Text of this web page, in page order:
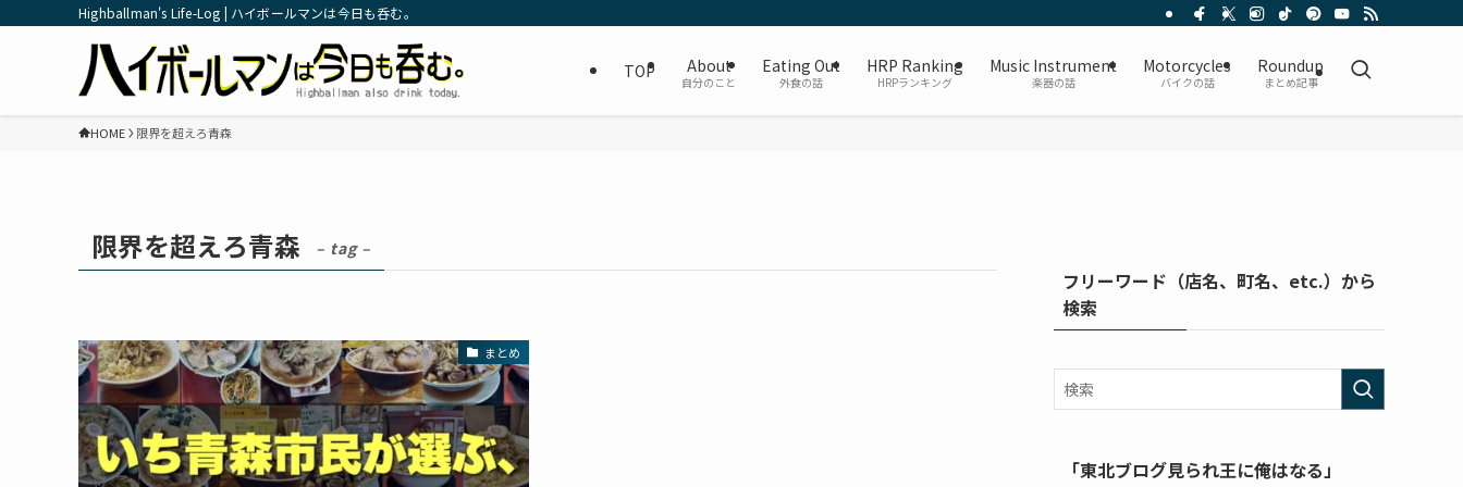
Highballman's Life-Log | ハイボールマンは今日も呑む。
TOP About
自分のこと
Eating Out
外食の話
HRP Ranking
HRPランキング
Music Instrument
楽器の話
Motorcycles
バイクの話
Roundup
まとめ記事
HOME 限界を超えろ青森
限界を超えろ青森 – tag –
まとめ
フリーワード（店名、町名、etc.）から
検索
「東北ブログ見られ王に俺はなる」